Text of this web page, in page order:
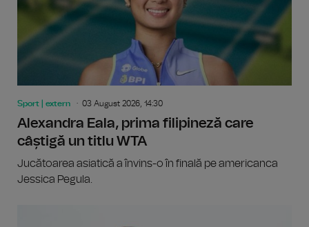
Sport | extern 03 August 2026, 14:30
Alexandra Eala, prima filipineză care
câștigă un titlu WTA
Jucătoarea asiatică a învins-o în finală pe americanca
Jessica Pegula.